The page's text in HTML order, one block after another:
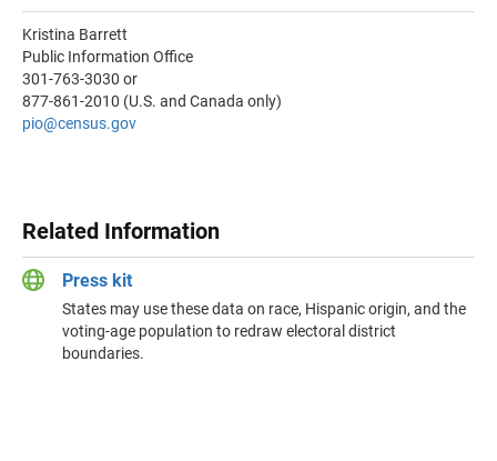
Kristina Barrett
Public Information Office
301-763-3030 or
877-861-2010 (U.S. and Canada only)
pio@census.gov
Related Information
Press kit
States may use these data on race, Hispanic origin, and the
voting-age population to redraw electoral district
boundaries.